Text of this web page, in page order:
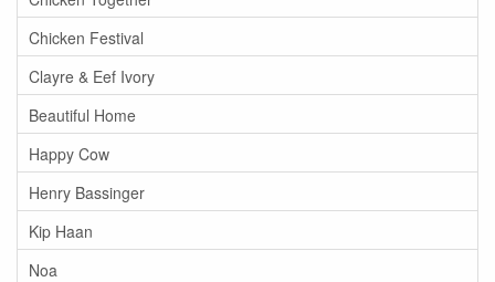
Chicken Festival
Clayre & Eef Ivory
Beautiful Home
Happy Cow
Henry Bassinger
Kip Haan
Noa